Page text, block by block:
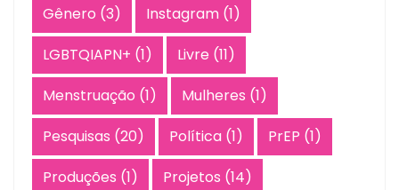
Gênero (3) Instagram (1)
LGBTQIAPN+ (1) Livre (11)
Menstruação (1) Mulheres (1)
Pesquisas (20) Política (1) PrEP (1)
Produções (1) Projetos (14)